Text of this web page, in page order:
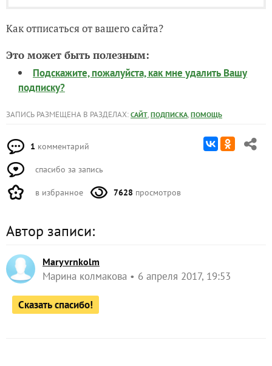
Как отписаться от вашего сайта?
Это может быть полезным:
Подскажите, пожалуйста, как мне удалить Вашу
подписку?
ЗАПИСЬ РАЗМЕЩЕНА В РАЗДЕЛАХ: САЙТ, ПОДПИСКА, ПОМОЩЬ
1 комментарий
спасибо за запись
в избранное 7628 просмотров
Автор записи:
Maryvrnkolm
Марина колмакова 6 апреля 2017, 19:53
Сказать спасибо!